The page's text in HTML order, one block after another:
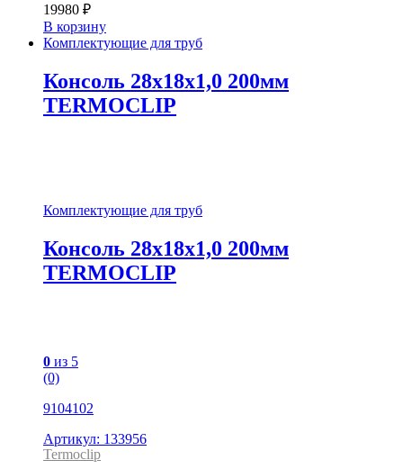
19980 ₽
В корзину
Комплектующие для труб
Консоль 28х18х1,0 200мм
TERMOCLIP
Комплектующие для труб
Консоль 28х18х1,0 200мм
TERMOCLIP
0 из 5
(0)
9104102
Артикул: 133956
Termoclip